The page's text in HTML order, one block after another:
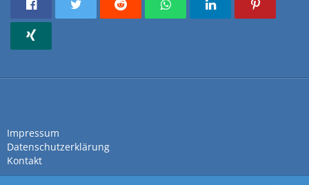
Impressum
Datenschutzerklärung
Kontakt